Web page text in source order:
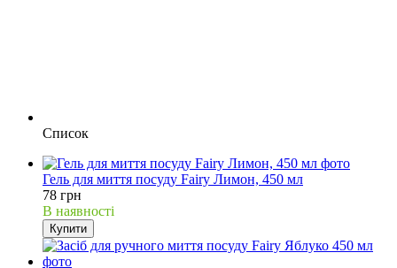
Список
Гель для миття посуду Fairy Лимон, 450 мл
78 грн
В наявності
Купити